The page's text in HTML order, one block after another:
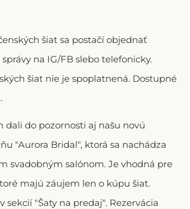
šiat sa postačí objednať
na IG/FB slebo telefonicky.
šiat nie je spoplatnená. Dostupné
dali do pozornosti aj našu novú
"Aurora Bridal", ktorá sa nachádza
svadobným salónom. Je vhodná pre
majú záujem len o kúpu šiat.
sekcií "Šaty na predaj". Rezervácia